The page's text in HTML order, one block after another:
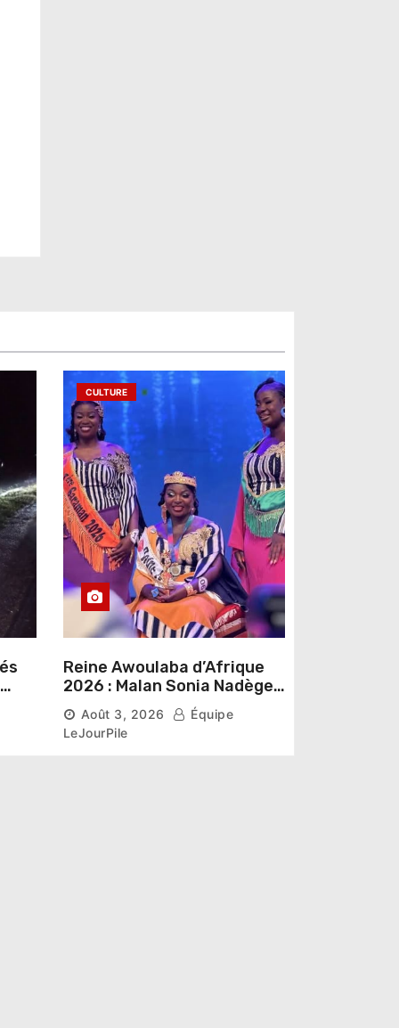
CULTURE
Reine Awoulaba d’Afrique
2026 : Malan Sonia Nadège
épouse N’Guessan décroche
la couronne
Août 3, 2026
Équipe
LeJourPile